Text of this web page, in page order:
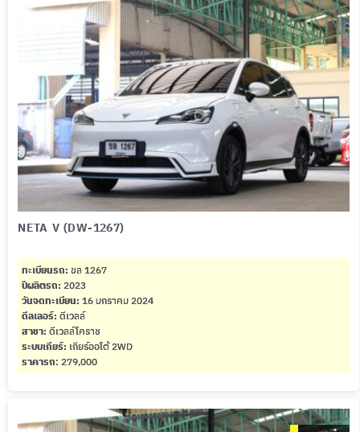
NETA V (DW-1267)
ทะเบียนรถ: ขล 1267
ปีผลิตรถ: 2023
วันจดทะเบียน: 16 มกราคม 2024
ดีลเลอร์: ดีเวลล์
สาขา: ดีเวลล์โคราช
ระบบเกียร์: เกียร์ออโต้ 2WD
ราคารถ: 279,000